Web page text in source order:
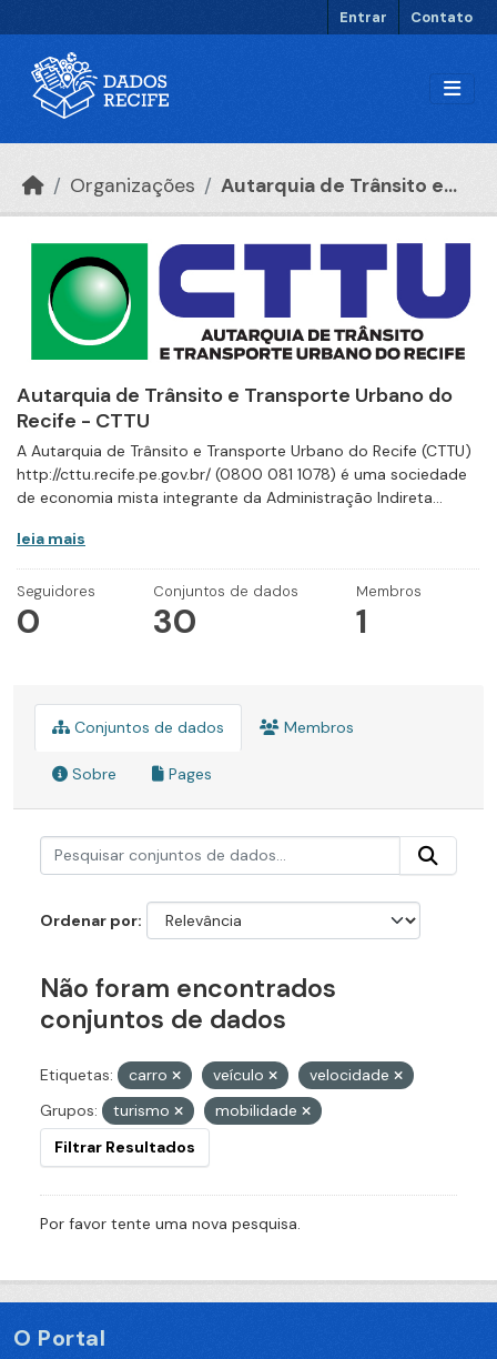
Entrar Contato
Organizações Autarquia de Trânsito e...
Autarquia de Trânsito e Transporte Urbano do
Recife - CTTU
A Autarquia de Trânsito e Transporte Urbano do Recife (CTTU)
http://cttu.recife.pe.gov.br/ (0800 081 1078) é uma sociedade
de economia mista integrante da Administração Indireta...
leia mais
Seguidores
0
Conjuntos de dados
30
Membros
1
Conjuntos de dados Membros
Sobre Pages
Ordenar por
Não foram encontrados
conjuntos de dados
Etiquetas: carro veículo
velocidade
Grupos:
turismo
mobilidade
Filtrar Resultados
Por favor tente uma nova pesquisa.
O Portal